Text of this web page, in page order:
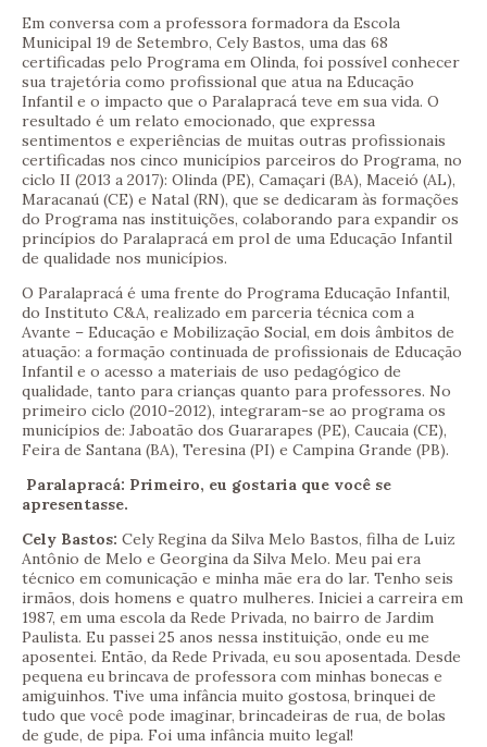
Em conversa com a professora formadora da Escola
Municipal 19 de Setembro, Cely Bastos, uma das 68
certificadas pelo Programa em Olinda, foi possível conhecer
sua trajetória como profissional que atua na Educação
Infantil e o impacto que o Paralapracá teve em sua vida. O
resultado é um relato emocionado, que expressa
sentimentos e experiências de muitas outras profissionais
certificadas nos cinco municípios parceiros do Programa, no
ciclo II (2013 a 2017): Olinda (PE), Camaçari (BA), Maceió (AL),
Maracanaú (CE) e Natal (RN), que se dedicaram às formações
do Programa nas instituições, colaborando para expandir os
princípios do Paralapracá em prol de uma Educação Infantil
de qualidade nos municípios.
O Paralapracá é uma frente do Programa Educação Infantil,
do Instituto C&A, realizado em parceria técnica com a
Avante – Educação e Mobilização Social, em dois âmbitos de
atuação: a formação continuada de profissionais de Educação
Infantil e o acesso a materiais de uso pedagógico de
qualidade, tanto para crianças quanto para professores. No
primeiro ciclo (2010-2012), integraram-se ao programa os
municípios de: Jaboatão dos Guararapes (PE), Caucaia (CE),
Feira de Santana (BA), Teresina (PI) e Campina Grande (PB).
Paralapracá: Primeiro, eu gostaria que você se
apresentasse.
Cely Bastos: Cely Regina da Silva Melo Bastos, filha de Luiz
Antônio de Melo e Georgina da Silva Melo. Meu pai era
técnico em comunicação e minha mãe era do lar. Tenho seis
irmãos, dois homens e quatro mulheres. Iniciei a carreira em
1987, em uma escola da Rede Privada, no bairro de Jardim
Paulista. Eu passei 25 anos nessa instituição, onde eu me
aposentei. Então, da Rede Privada, eu sou aposentada. Desde
pequena eu brincava de professora com minhas bonecas e
amiguinhos. Tive uma infância muito gostosa, brinquei de
tudo que você pode imaginar, brincadeiras de rua, de bolas
de gude, de pipa. Foi uma infância muito legal!